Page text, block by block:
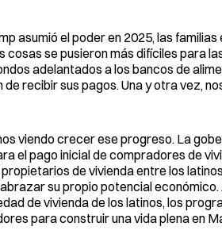
asumió el poder en 2025, las
cosas se pusieron más difíciles para
adelantados a los bancos de
de recibir sus pagos. Una y otra vez,
viendo crecer ese progreso. La
el pago inicial de compradores de
de vivienda entre los
su propio potencial
de vivienda de los latinos, los
para construir una vida plena en